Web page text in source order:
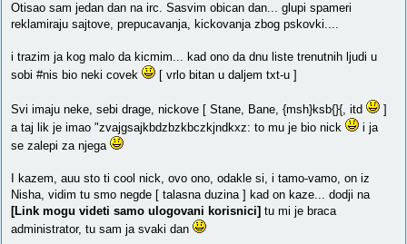
Otisao sam jedan dan na irc. Sasvim obican dan... glupi spameri
reklamiraju sajtove, prepucavanja, kickovanja zbog pskovki....
i trazim ja kog malo da kicmim... kad ono da dnu liste trenutnih ljudi u
sobi #nis bio neki covek
[ vrlo bitan u daljem txt-u ]
Svi imaju neke, sebi drage, nickove [ Stane, Bane, {msh}ksb{}{, itd
]
a taj lik je imao "zvajgsajkbdzbzkbczkjndkxz: to mu je bio nick
i ja
se zalepi za njega
I kazem, auu sto ti cool nick, ovo ono, odakle si, i tamo-vamo, on iz
Nisha, vidim tu smo negde [ talasna duzina ] kad on kaze... dodji na
[Link mogu videti samo ulogovani korisnici] tu mi je braca
administrator, tu sam ja svaki dan